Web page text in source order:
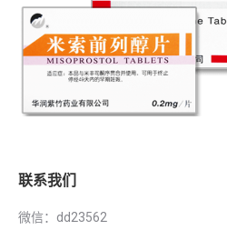
联系我们
微信：dd23562